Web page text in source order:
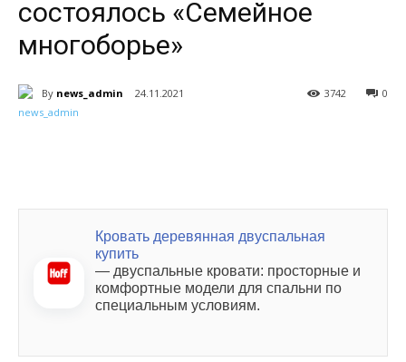
состоялось «Семейное
многоборье»
By news_admin 24.11.2021 0
3742
Кровать деревянная двуспальная
купить
— двуспальные кровати: просторные и
комфортные модели для спальни по
специальным условиям.